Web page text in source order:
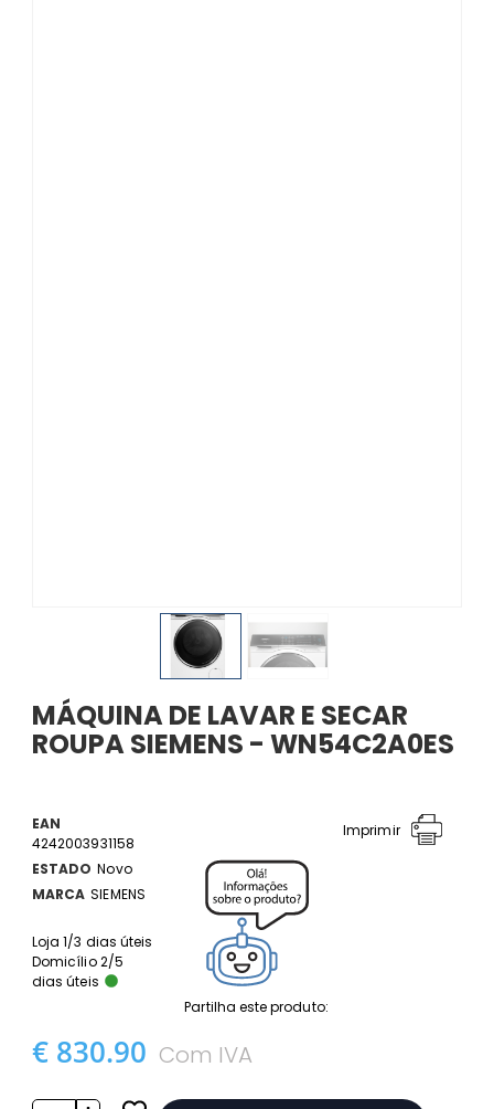
MÁQUINA DE LAVAR E SECAR
ROUPA SIEMENS - WN54C2A0ES
EAN
4242003931158
ESTADO Novo
MARCA SIEMENS
Loja 1/3 dias úteis
Domicílio 2/5
dias úteis
Imprimir
Partilha este produto:
€ 830.90 Com IVA